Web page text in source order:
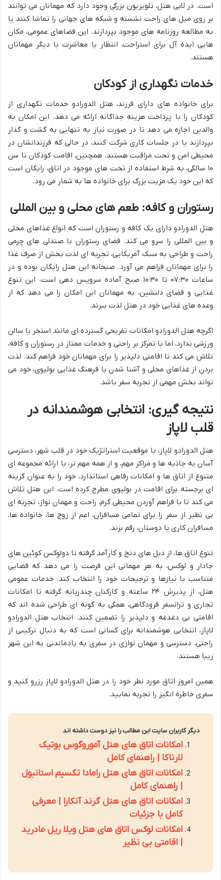
است. در لابی هتل، تلویزیون بزرگی وجود دارد که مهمانان می توانند
بر روی مبل های راحت نشسته و شبکه های جهانی را تماشا کنند یا
به مطالعه روزنامه های موجود بپردازند. این فضاهای عمومی، مکان
هایی ایده آل برای استراحت، انتظار یا معاشرت با دیگر مهمانان
هستند.
خدمات نگهداری از کودکان
برای خانواده های دارای فرزند، هتل الدورادو خدمات نگهداری از
کودکان را با پرداخت هزینه جداگانه ارائه می دهد. این امکان به
والدین اجازه می دهد تا در صورت نیاز به تنهایی به گشت و گذار
بپردازند یا در جلسات کاری شرکت کنند، در حالی که فرزندانشان در
محیطی امن و تحت مراقبت هستند. همچنین، اقامت کودکان تا سن
۱۰ سالگی، به شرط استفاده از تخت های موجود در اتاق، رایگان است
که این خود یک مزیت بزرگ برای خانواده ها به شمار می رود.
رستوران و کافه: طعم های محلی و بین المللی
هتل الدورادو دارای یک کافه و رستوران است که انواع غذاهای محلی
و بین المللی را سرو می کند. فضای رستوران با صندلی های چرمی
راحت و طراحی به سبک آمریکایی، تجربه ای لذت بخش از صرف غذا
را برای مهمانان فراهم می آورد. صبحانه این هتل رایگان بوده و در
ساعات ۰۷:۳۰ تا ۱۰:۳۰ صبح آماده سرویس دهی است. این تنوع
غذایی و فضای دلنشین، به مهمانان این امکان را می دهد که از
وعده های غذایی خود در هتل لذت ببرند.
اگرچه هتل الدورادو امکانات تفریحی گسترده ای مانند استخر یا سالن
ورزشی ندارد، اما با تمرکز بر راحتی و خدمات ممتاز در رستوران و کافه،
تلاش می کند تا اقامتی دلپذیر را برای مهمانان خود فراهم کند. لذت
بردن از غذاهای محلی و آشنا شدن با فرهنگ غذایی بولیوی، خود می
تواند بخش مهمی از تجربه سفر باشد.
نتیجه گیری: انتخابی هوشمندانه در
قلب لاپاز
هتل الدورادو لاپاز، با موقعیت استراتژیک خود در قلب شهر، دسترسی
آسان به جاذبه ها و مراکز مهم، و از همه مهم تر، با ارائه مجموعه ای
متنوع از اتاق ها و امکانات رفاهی استاندارد، خود را به عنوان گزینه
ای برجسته برای اقامت در بولیوی مطرح کرده است. این هتل تلاش
می کند تا با فراهم آوردن محیطی گرم، راحت و مهمان نواز، تجربه ای
بی نظیر از سفر را برای تمامی مسافران، اعم از زوج ها، خانواده ها،
مسافران کاری یا دوستان، رقم بزند.
تنوع اتاق ها، از دبل های دنج و کارآمد گرفته تا دولوکس کوئین های
جادار و لوکس، به هر مهمانی این فرصت را می دهد که فضایی
متناسب با نیازها و ترجیحات خود را انتخاب کند. خدمات عمومی
هتل، از پذیرش ۲۴ ساعته و کارکنان چندزبانه گرفته تا امکانات
تجاری و ترانسفر فرودگاهی، همگی به گونه ای طراحی شده اند که
اقامتی بی دغدغه و دلپذیر را تضمین کنند. انتخاب هتل الدورادو
لاپاز، انتخابی هوشمندانه برای کسانی است که به دنبال ترکیبی از
راحتی، دسترسی و مهمان نوازی در سفری به یادماندنی به این شهر
زیبا هستند.
همین امروز اتاق مورد نظر خود را در هتل الدورادو لاپاز رزرو کنید و
سفری خاطره انگیز را تجربه نمایید.
دیگر کاربران سایت این مطالب را نیز دوست داشته اند
امکانات اتاق های هتل آموروگوس بوتیک
لارناکا | راهنمای کامل
امکانات اتاق های هتل رامادا تکسیم استانبول
| راهنمای کامل
امکانات اتاق های هتل گرند آنکارا | معرفی
کامل با جزئیات
امکانات لوکس اتاق های هتل ویلا ریل مادرید
| اقامتی بی نظیر